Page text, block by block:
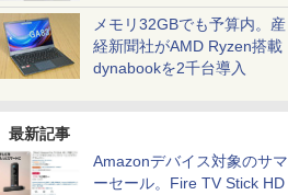
メモリ32GBでも予算内。産
経新聞社がAMD Ryzen搭載
dynabookを2千台導入
最新記事
Amazonデバイス対象のサマ
ーセール。Fire TV Stick HD